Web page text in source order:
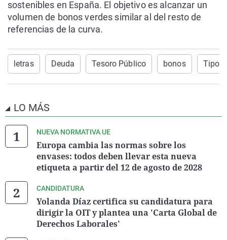
sostenibles en España. El objetivo es alcanzar un
volumen de bonos verdes similar al del resto de
referencias de la curva.
letras Deuda Tesoro Público bonos Tipos
LO MÁS
NUEVA NORMATIVA UE
Europa cambia las normas sobre los
envases: todos deben llevar esta nueva
etiqueta a partir del 12 de agosto de 2028
CANDIDATURA
Yolanda Díaz certifica su candidatura para
dirigir la OIT y plantea una 'Carta Global de
Derechos Laborales'